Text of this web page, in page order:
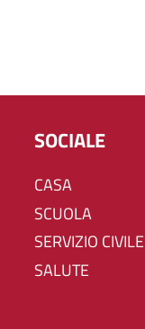
SOCIALE
CASA
SCUOLA
SERVIZIO CIVILE
SALUTE